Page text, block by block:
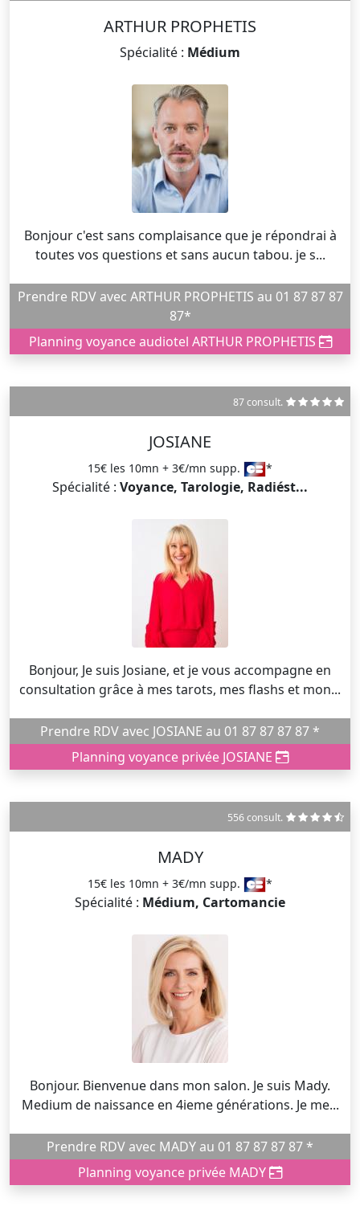
ARTHUR PROPHETIS
Spécialité : Médium
Bonjour c'est sans complaisance que je répondrai à
toutes vos questions et sans aucun tabou. je s...
Prendre RDV avec ARTHUR PROPHETIS au 01 87 87 87
87*
Planning voyance audiotel ARTHUR PROPHETIS
87 consult.
JOSIANE
15€ les 10mn + 3€/mn supp. *
Spécialité : Voyance, Tarologie, Radiést...
Bonjour, Je suis Josiane, et je vous accompagne en
consultation grâce à mes tarots, mes flashs et mon...
Prendre RDV avec JOSIANE au 01 87 87 87 87 *
Planning voyance privée JOSIANE
556 consult.
MADY
15€ les 10mn + 3€/mn supp. *
Spécialité : Médium, Cartomancie
Bonjour. Bienvenue dans mon salon. Je suis Mady.
Medium de naissance en 4ieme générations. Je me...
Prendre RDV avec MADY au 01 87 87 87 87 *
Planning voyance privée MADY